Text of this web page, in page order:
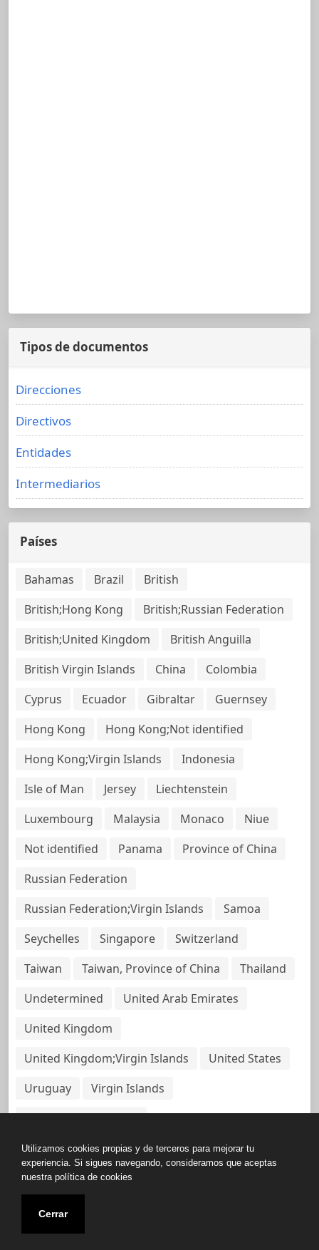
Tipos de documentos
Direcciones
Directivos
Entidades
Intermediarios
Países
Bahamas Brazil
British
British;Hong Kong
British;Russian Federation
British;United Kingdom
British Anguilla
British Virgin Islands
China
Colombia
Cyprus
Ecuador Gibraltar
Guernsey
Hong Kong
Hong Kong;Not identified
Hong Kong;Virgin Islands
Indonesia
Isle of Man
Jersey
Liechtenstein
Luxembourg
Malaysia Monaco
Niue
Not identified
Panama
Province of China
Russian Federation
Russian Federation;Virgin Islands
Samoa
Seychelles
Singapore
Switzerland
Taiwan
Taiwan, Province of China
Thailand
Undetermined
United Arab Emirates
United Kingdom
United Kingdom;Virgin Islands
United States
Uruguay
Virgin Islands
Virgin Islands, British
Copyright © All rights reserved.
Base de Datos de Papeles Del Panamá
Utilizamos cookies propias y de terceros para mejorar tu
experiencia. Si sigues navegando, consideramos que aceptas
nuestra política de cookies
Cerrar